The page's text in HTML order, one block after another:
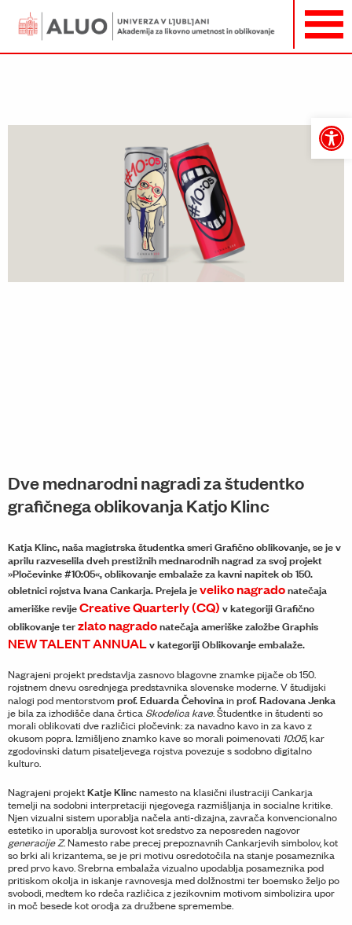
Open
toolbar
Dve mednarodni nagradi za študentko
grafičnega oblikovanja Katjo Klinc
Katja Klinc, naša magistrska študentka smeri Grafično oblikovanje, se je v
aprilu razveselila dveh prestižnih mednarodnih nagrad za svoj projekt
»Pločevinke #10:05«, oblikovanje embalaže za kavni napitek ob 150.
obletnici rojstva Ivana Cankarja. Prejela jeveliko nagradonatečaja
ameriške revijeCreative Quarterly (CQ) v kategoriji Grafično
oblikovanje terzlato nagradonatečaja ameriške založbe Graphis
NEW TALENT ANNUALv kategoriji Oblikovanje embalaže.
Nagrajeni projekt predstavlja zasnovo blagovne znamke pijače ob 150.
rojstnem dnevu osrednjega predstavnika slovenske moderne. V študijski
nalogi pod mentorstvomprof. Eduarda Čehovinainprof. Radovana Jenka
je bila za izhodišče dana črtica Skodelica kave. Študentke in študenti so
morali oblikovati dve različici pločevink: za navadno kavo in za kavo z
okusom popra. Izmišljeno znamko kave so morali poimenovati 10:05, kar
zgodovinski datum pisateljevega rojstva povezuje s sodobno digitalno
kulturo.
Nagrajeni projektKatje Klincnamesto na klasični ilustraciji Cankarja
temelji na sodobni interpretaciji njegovega razmišljanja in socialne kritike.
Njen vizualni sistem uporablja načela anti-dizajna, zavrača konvencionalno
estetiko in uporablja surovost kot sredstvo za neposreden nagovor
generacije Z. Namesto rabe precej prepoznavnih Cankarjevih simbolov, kot
so brki ali krizantema, se je pri motivu osredotočila na stanje posameznika
pred prvo kavo. Srebrna embalaža vizualno upodablja posameznika pod
pritiskom okolja in iskanje ravnovesja med dolžnostmi ter boemsko željo po
svobodi, medtem ko rdeča različica z jezikovnim motivom simbolizira upor
in moč besede kot orodja za družbene spremembe.